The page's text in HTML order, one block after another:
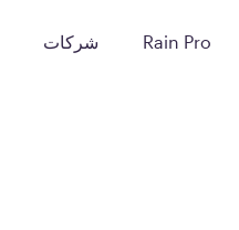
Rain Pro شركات